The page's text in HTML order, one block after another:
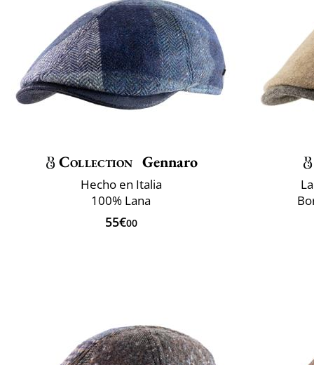
Collection Gennaro
Hecho en Italia
100% Lana
55€00